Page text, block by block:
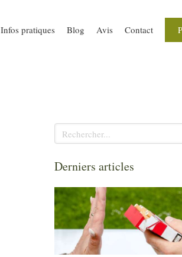
Infos pratiques Blog Avis Contact
Rechercher
Derniers articles